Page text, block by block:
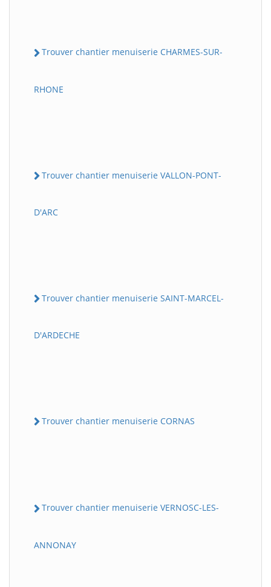
Trouver chantier menuiserie CHARMES-SUR-
RHONE
Trouver chantier menuiserie VALLON-PONT-
D'ARC
Trouver chantier menuiserie SAINT-MARCEL-
D'ARDECHE
Trouver chantier menuiserie CORNAS
Trouver chantier menuiserie VERNOSC-LES-
ANNONAY